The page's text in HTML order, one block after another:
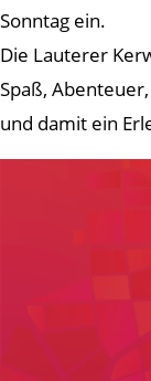
Sonntag ein.
Die Lauterer
Spaß,
und damit ein